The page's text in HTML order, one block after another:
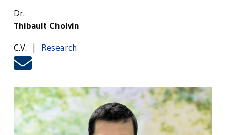
Dr.
Thibault Cholvin
C.V. | Research